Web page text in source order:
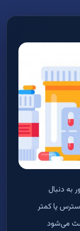
به دنبال
یا کمتر
می‌شود